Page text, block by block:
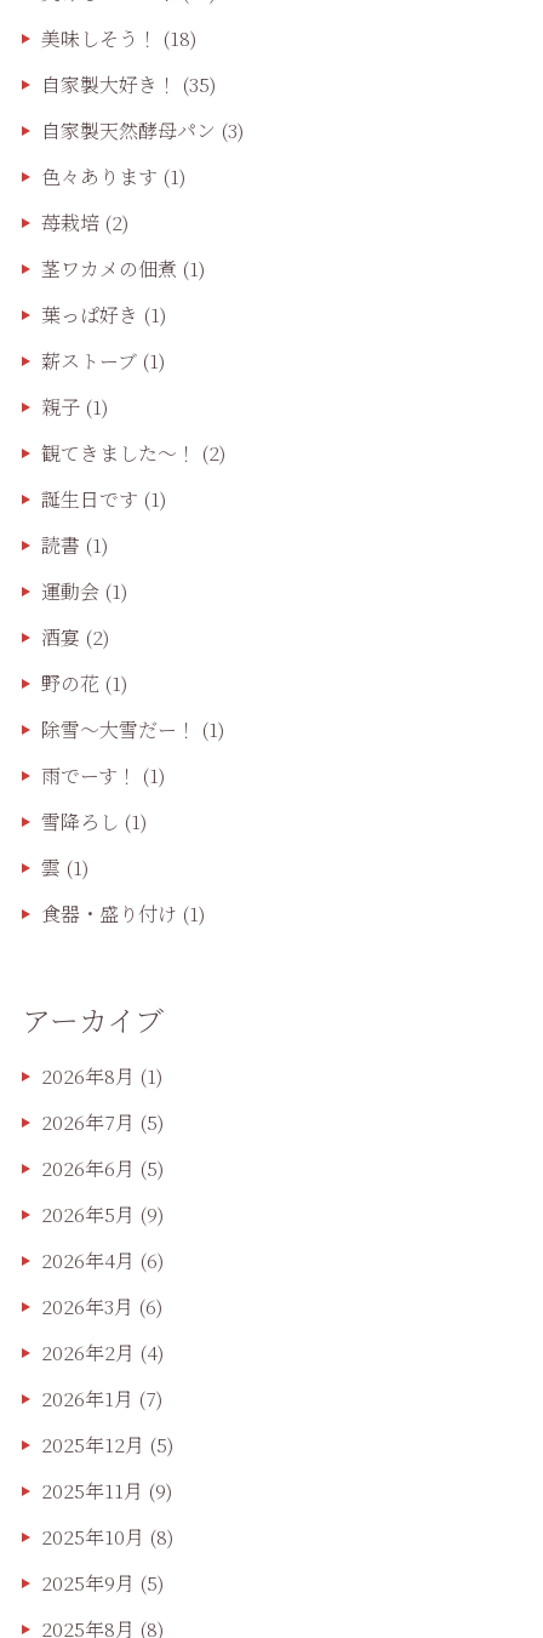
美味しそう！ (18)
自家製大好き！ (35)
自家製天然酵母パン (3)
色々あります (1)
苺栽培(2)
茎ワカメの佃煮 (1)
葉っぱ好き (1)
薪ストーブ(1)
親子(1)
観てきました〜！ (2)
誕生日です (1)
読書 (1)
運動会(1)
酒宴 (2)
野の花 (1)
除雪〜大雪だー！ (1)
雨でーす！ (1)
雪降ろし (1)
雲 (1)
食器・盛り付け (1)
アーカイブ
2026年8月 (1)
2026年7月 (5)
2026年6月 (5)
2026年5月 (9)
2026年4月 (6)
2026年3月 (6)
2026年2月 (4)
2026年1月 (7)
2025年12月 (5)
2025年11月 (9)
2025年10月 (8)
2025年9月 (5)
2025年8月 (8)